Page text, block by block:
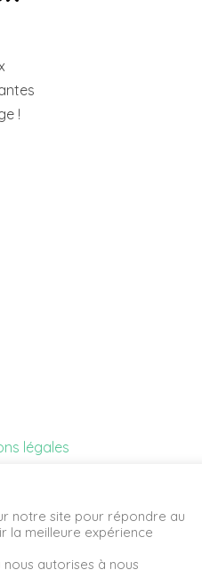
!
légales
droits réservés, mais nous
notre site pour répondre au
la meilleure expérience
autorises à nous